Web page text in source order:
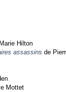
Hilton
assassins de
Mottet